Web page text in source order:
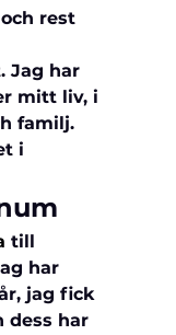
rest
Jag har
mitt liv, i
familj.
i
till
har
jag fick
dess har